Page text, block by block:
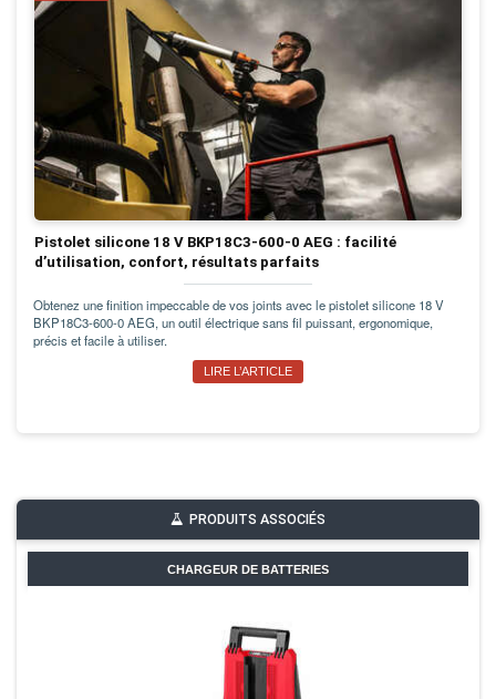
Pistolet silicone 18 V BKP18C3-600-0 AEG : facilité
d’utilisation, confort, résultats parfaits
Obtenez une finition impeccable de vos joints avec le pistolet silicone 18 V
BKP18C3-600-0 AEG, un outil électrique sans fil puissant, ergonomique,
précis et facile à utiliser.
LIRE L’ARTICLE
PRODUITS ASSOCIÉS
CHARGEUR DE BATTERIES